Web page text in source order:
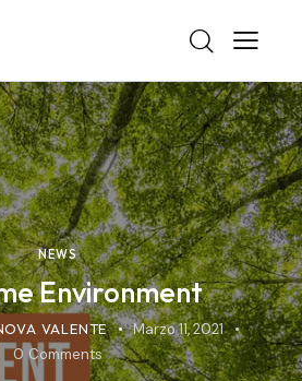
NEWS
Environment
VALENTE
Marzo 11, 2021
0 Comments